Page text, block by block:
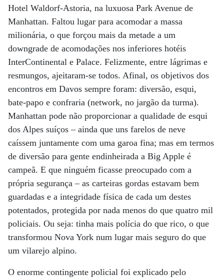
Hotel Waldorf-Astoria, na luxuosa Park Avenue de
Manhattan. Faltou lugar para acomodar a massa
milionária, o que forçou mais da metade a um
downgrade de acomodações nos inferiores hotéis
InterContinental e Palace. Felizmente, entre lágrimas e
resmungos, ajeitaram-se todos. Afinal, os objetivos dos
encontros em Davos sempre foram: diversão, esqui,
bate-papo e confraria (network, no jargão da turma).
Manhattan pode não proporcionar a qualidade de esqui
dos Alpes suíços – ainda que uns farelos de neve
caíssem juntamente com uma garoa fina; mas em termos
de diversão para gente endinheirada a Big Apple é
campeã. E que ninguém ficasse preocupado com a
própria segurança – as carteiras gordas estavam bem
guardadas e a integridade física de cada um destes
potentados, protegida por nada menos do que quatro mil
policiais. Ou seja: tinha mais polícia do que rico, o que
transformou Nova York num lugar mais seguro do que
um vilarejo alpino.
O enorme contingente policial foi explicado pelo